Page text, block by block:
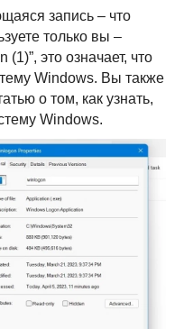
запись – что
только вы –
это означает, что
Windows. Вы также
о том, как узнать,
Windows.